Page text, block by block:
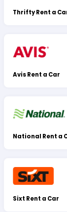
Thrifty Rent a
Avis Rent a Car
National Rent a
Sixt Rent a Car